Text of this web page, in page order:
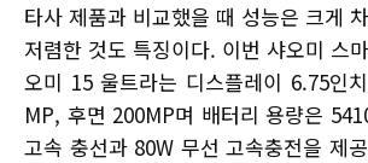
타사 제품과 비교했을 때 성능은 크게
저렴한 것도 특징이다. 이번 샤오미 스
오미 15 울트라는 디스플레이 6.75인
MP, 후면 200MP며 배터리 용량은
고속 충선과 80W 무선 고속충전을 제